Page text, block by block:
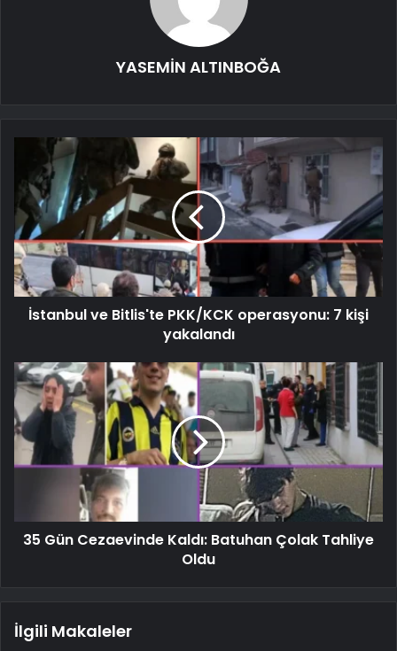
YASEMİN ALTINBOĞA
İstanbul ve Bitlis'te PKK/KCK operasyonu: 7 kişi
yakalandı
35 Gün Cezaevinde Kaldı: Batuhan Çolak Tahliye
Oldu
İlgili Makaleler